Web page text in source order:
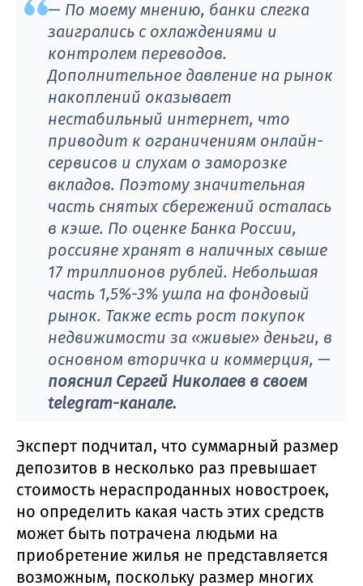
— По моему мнению, банки слегка
заигрались с охлаждениями и
контролем переводов.
Дополнительное давление на рынок
накоплений оказывает
нестабильный интернет, что
приводит к ограничениям онлайн-
сервисов и слухам о заморозке
вкладов. Поэтому значительная
часть снятых сбережений осталась
в кэше. По оценке Банка России,
россияне хранят в наличных свыше
17 триллионов рублей. Небольшая
часть 1,5%-3% ушла на фондовый
рынок. Также есть рост покупок
недвижимости за «живые» деньги, в
основном вторичка и коммерция, —
пояснил Сергей Николаев в своем
telegram-канале.
Эксперт подчитал, что суммарный размер
депозитов в несколько раз превышает
стоимость нераспроданных новостроек,
но определить какая часть этих средств
может быть потрачена людьми на
приобретение жилья не представляется
возможным, поскольку размер многих